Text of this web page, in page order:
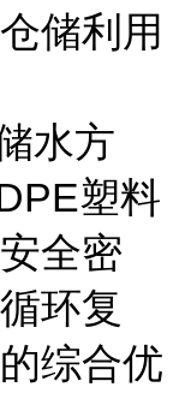
储利用
水方
塑料
全密
环复
综合优